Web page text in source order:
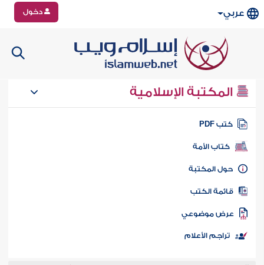
عربي دخول
المكتبة الإسلامية
كتب PDF
كتاب الأمة
المكتبة
الكتب
موضوعي